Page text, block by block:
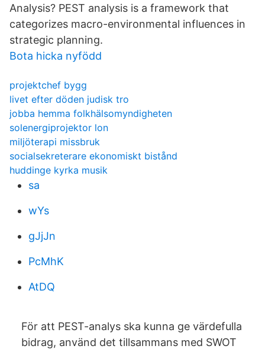
Analysis? PEST analysis is a framework that
categorizes macro-environmental influences in
strategic planning.
Bota hicka nyfödd
projektchef bygg
livet efter döden judisk tro
jobba hemma folkhälsomyndigheten
solenergiprojektor lon
miljöterapi missbruk
socialsekreterare ekonomiskt bistånd
huddinge kyrka musik
sa
wYs
gJjJn
PcMhK
AtDQ
För att PEST-analys ska kunna ge värdefulla
bidrag, använd det tillsammans med SWOT